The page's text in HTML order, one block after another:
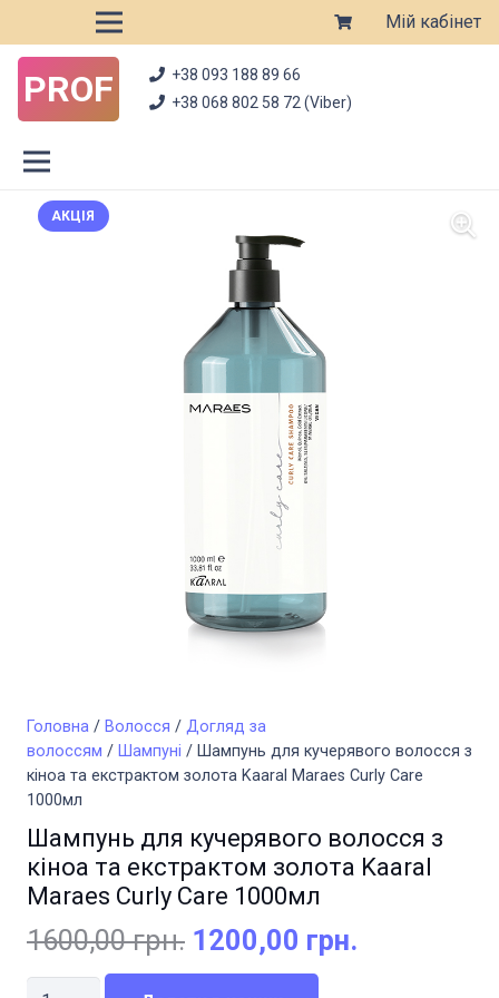
Мій кабінет
PROF
+38 093 188 89 66
+38 068 802 58 72 (Viber)
АКЦІЯ
Головна / Волосся / Догляд за
волоссям / Шампуні / Шампунь для кучерявого волосся з
кіноа та екстрактом золота Kaaral Maraes Curly Care
1000мл
Шампунь для кучерявого волосся з
кіноа та екстрактом золота Kaaral
Maraes Curly Care 1000мл
1600,00грн. Оригінальна
ціна:
1200,00 грн.
Шампунь